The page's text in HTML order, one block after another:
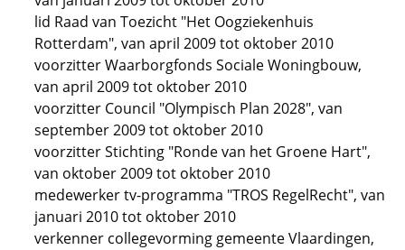
lid Raad van Toezicht "Het Oogziekenhuis
Rotterdam", van april 2009 tot oktober 2010
voorzitter Waarborgfonds Sociale Woningbouw,
van april 2009 tot oktober 2010
voorzitter Council "Olympisch Plan 2028", van
september 2009 tot oktober 2010
voorzitter Stichting "Ronde van het Groene Hart",
van oktober 2009 tot oktober 2010
medewerker tv-programma "TROS RegelRecht", van
januari 2010 tot oktober 2010
verkenner collegevorming gemeente Vlaardingen,